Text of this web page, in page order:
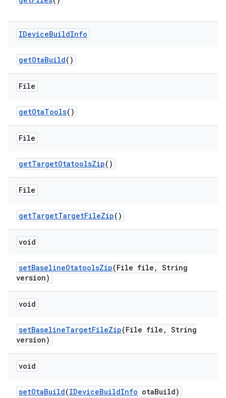
IDeviceBuildInfo
getOtaBuild()
File
getOtaTools()
File
getTargetOtatoolsZip()
File
getTargetTargetFileZip()
void
setBaselineOtatoolsZip(File file , String
version)
void
setBaselineTargetFileZip(File file , String
version)
void
setOtaBuild(IDeviceBuildInfo otaBuild)